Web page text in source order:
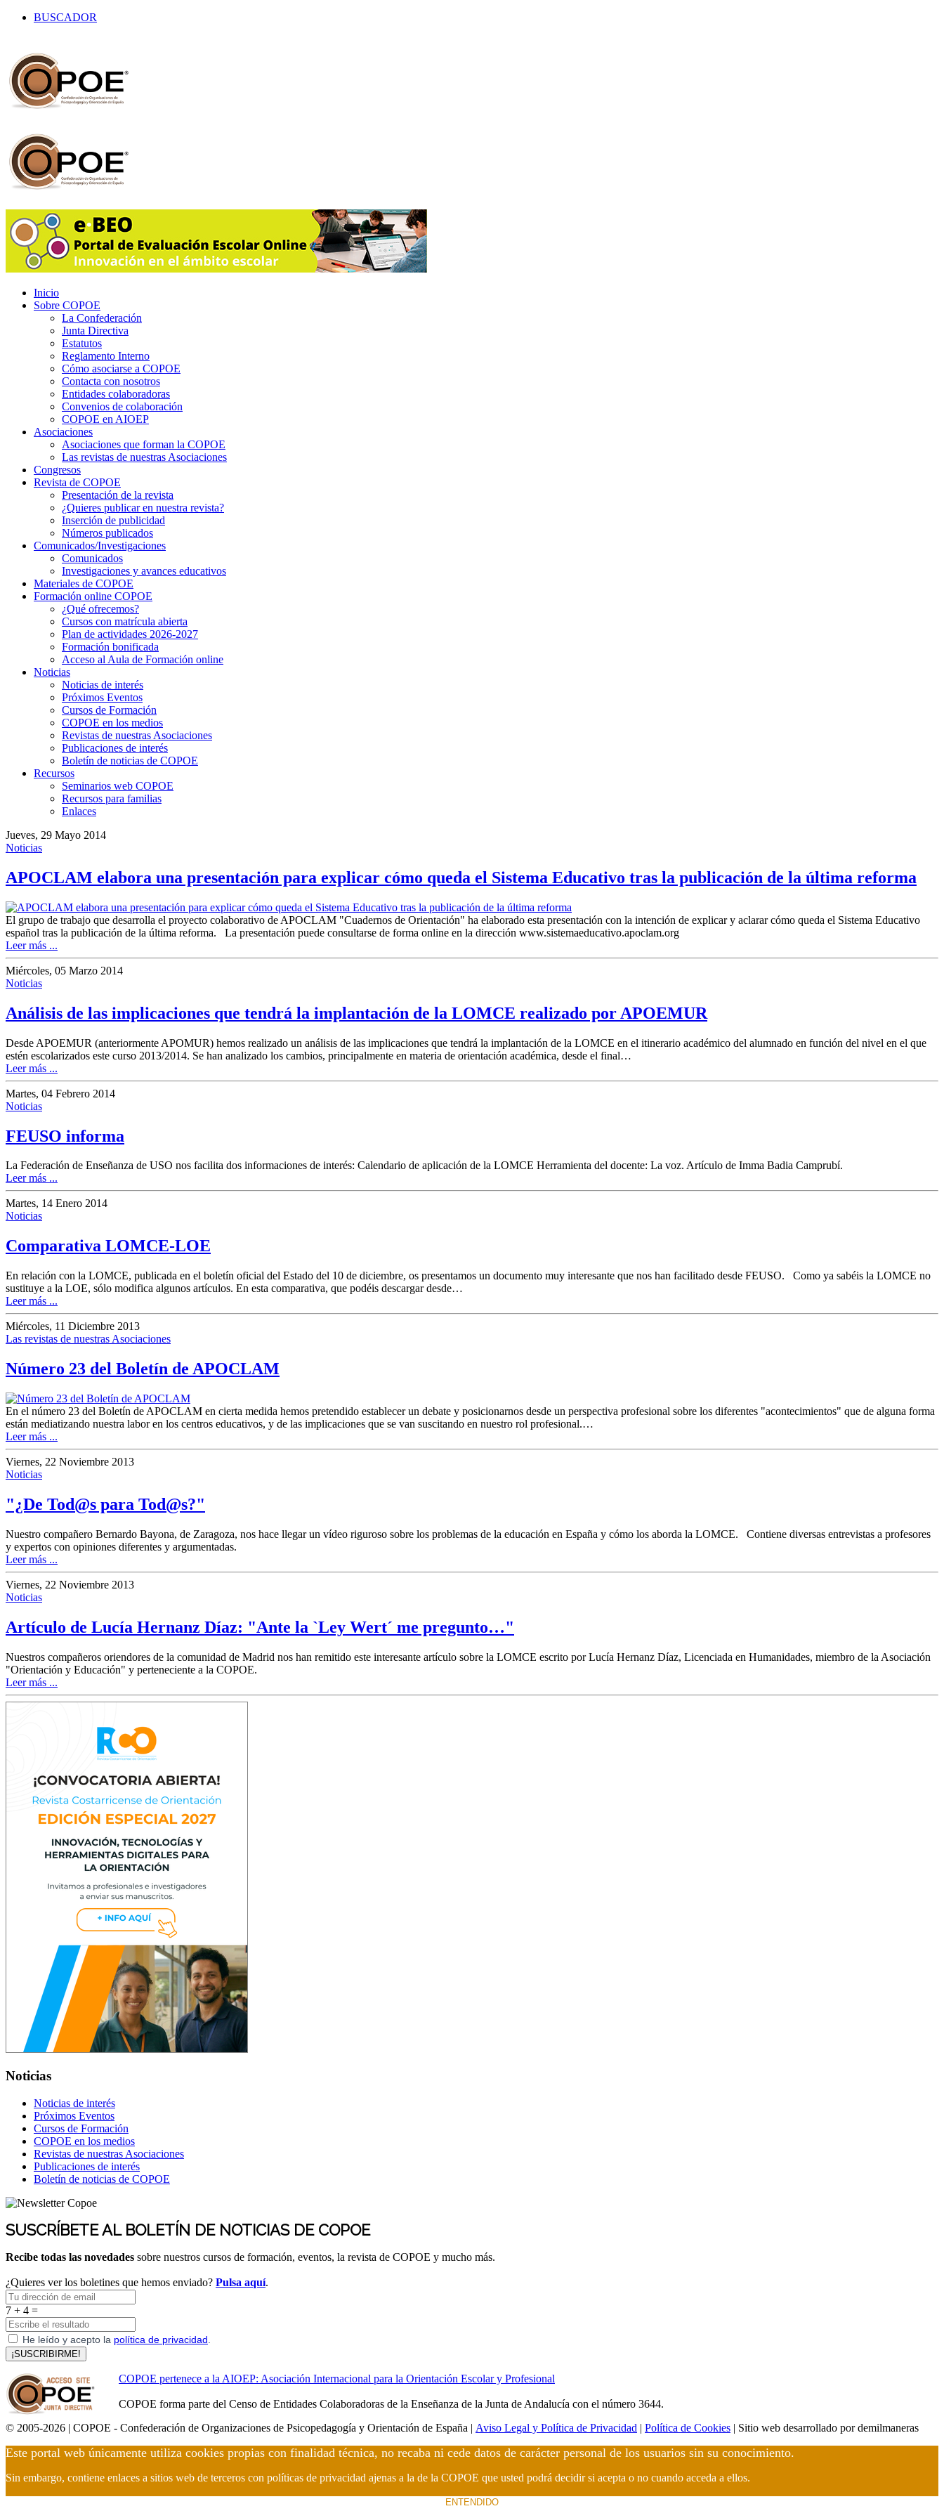
BUSCADOR
Inicio
Sobre COPOE
La Confederación
Junta Directiva
Estatutos
Reglamento Interno
Cómo asociarse a COPOE
Contacta con nosotros
Entidades colaboradoras
Convenios de colaboración
COPOE en AIOEP
Asociaciones
Asociaciones que forman la COPOE
Las revistas de nuestras Asociaciones
Congresos
Revista de COPOE
Presentación de la revista
¿Quieres publicar en nuestra revista?
Inserción de publicidad
Números publicados
Comunicados/Investigaciones
Comunicados
Investigaciones y avances educativos
Materiales de COPOE
Formación online COPOE
¿Qué ofrecemos?
Cursos con matrícula abierta
Plan de actividades 2026-2027
Formación bonificada
Acceso al Aula de Formación online
Noticias
Noticias de interés
Próximos Eventos
Cursos de Formación
COPOE en los medios
Revistas de nuestras Asociaciones
Publicaciones de interés
Boletín de noticias de COPOE
Recursos
Seminarios web COPOE
Recursos para familias
Enlaces
Jueves, 29 Mayo 2014
Noticias
APOCLAM elabora una presentación para explicar cómo queda el Sistema Educativo tras la publicación de la última reforma
El grupo de trabajo que desarrolla el proyecto colaborativo de APOCLAM "Cuadernos de Orientación" ha elaborado esta presentación con la intención de explicar y aclarar cómo queda el Sistema Educativo
español tras la publicación de la última reforma. La presentación puede consultarse de forma online en la dirección www.sistemaeducativo.apoclam.org
Leer más ...
Miércoles, 05 Marzo 2014
Noticias
Análisis de las implicaciones que tendrá la implantación de la LOMCE realizado por APOEMUR
Desde APOEMUR (anteriormente APOMUR) hemos realizado un análisis de las implicaciones que tendrá la implantación de la LOMCE en el itinerario académico del alumnado en función del nivel en el que
estén escolarizados este curso 2013/2014. Se han analizado los cambios, principalmente en materia de orientación académica, desde el final…
Leer más ...
Martes, 04 Febrero 2014
Noticias
FEUSO informa
La Federación de Enseñanza de USO nos facilita dos informaciones de interés: Calendario de aplicación de la LOMCE Herramienta del docente: La voz. Artículo de Imma Badia Camprubí.
Leer más ...
Martes, 14 Enero 2014
Noticias
Comparativa LOMCE-LOE
En relación con la LOMCE, publicada en el boletín oficial del Estado del 10 de diciembre, os presentamos un documento muy interesante que nos han facilitado desde FEUSO. Como ya sabéis la LOMCE no
sustituye a la LOE, sólo modifica algunos artículos. En esta comparativa, que podéis descargar desde…
Leer más ...
Miércoles, 11 Diciembre 2013
Las revistas de nuestras Asociaciones
Número 23 del Boletín de APOCLAM
En el número 23 del Boletín de APOCLAM en cierta medida hemos pretendido establecer un debate y posicionarnos desde un perspectiva profesional sobre los diferentes "acontecimientos" que de alguna forma
están mediatizando nuestra labor en los centros educativos, y de las implicaciones que se van suscitando en nuestro rol profesional.…
Leer más ...
Viernes, 22 Noviembre 2013
Noticias
"¿De Tod@s para Tod@s?"
Nuestro compañero Bernardo Bayona, de Zaragoza, nos hace llegar un vídeo riguroso sobre los problemas de la educación en España y cómo los aborda la LOMCE. Contiene diversas entrevistas a profesores
y expertos con opiniones diferentes y argumentadas.
Leer más ...
Viernes, 22 Noviembre 2013
Noticias
Artículo de Lucía Hernanz Díaz: "Ante la `Ley Wert´ me pregunto…"
Nuestros compañeros oriendores de la comunidad de Madrid nos han remitido este interesante artículo sobre la LOMCE escrito por Lucía Hernanz Díaz, Licenciada en Humanidades, miembro de la Asociación
"Orientación y Educación" y perteneciente a la COPOE.
Leer más ...
Noticias
Noticias de interés
Próximos Eventos
Cursos de Formación
COPOE en los medios
Revistas de nuestras Asociaciones
Publicaciones de interés
Boletín de noticias de COPOE
SUSCRÍBETE AL BOLETÍN DE NOTICIAS DE COPOE
Recibe todas las novedades sobre nuestros cursos de formación, eventos, la revista de COPOE y mucho más.
¿Quieres ver los boletines que hemos enviado? Pulsa aquí.
7 + 4 =
He leído y acepto la política de privacidad
¡SUSCRIBIRME!
COPOE pertenece a la AIOEP: Asociación Internacional para la Orientación Escolar y Profesional
COPOE forma parte del Censo de Entidades Colaboradoras de la Enseñanza de la Junta de Andalucía con el número 3644.
© 2005-2026 | COPOE - Confederación de Organizaciones de Psicopedagogía y Orientación de España | Aviso Legal y Política de Privacidad | Política de Cookies | Sitio web desarrollado por demilmaneras
Este portal web únicamente utiliza cookies propias con finalidad técnica, no recaba ni cede datos de carácter personal de los usuarios sin su conocimiento.
Sin embargo, contiene enlaces a sitios web de terceros con políticas de privacidad ajenas a la de la COPOE que usted podrá decidir si acepta o no cuando acceda a ellos.
ENTENDIDO